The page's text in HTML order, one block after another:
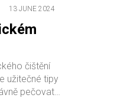
13 JUNE 2024
čištění
užitečné tipy
pečovat